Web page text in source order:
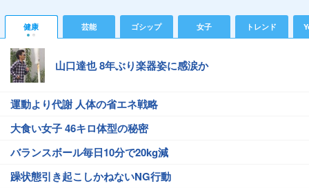
健康 芸能 ゴシップ 女子 トレンド
山口達也 8年ぶり楽器姿に感涙か
運動より代謝 人体の省エネ戦略
大食い女子 46キロ体型の秘密
バランスボール毎日10分で20kg減
躁状態引き起こしかねないNG行動